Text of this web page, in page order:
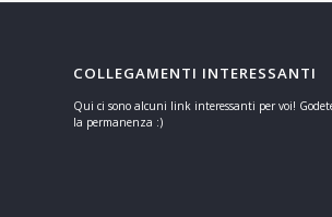
COLLEGAMENTI INTERESSANTI
Qui ci sono alcuni link interessanti per voi!
la permanenza :)